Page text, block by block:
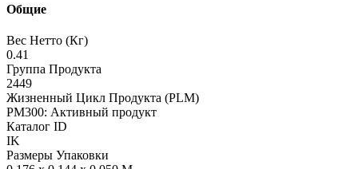
Общие
Вес Нетто (Кг)
0.41
Группа Продукта
2449
Жизненный Цикл Продукта (PLM)
PM300: Активный продукт
Каталог ID
IK
Размеры Упаковки